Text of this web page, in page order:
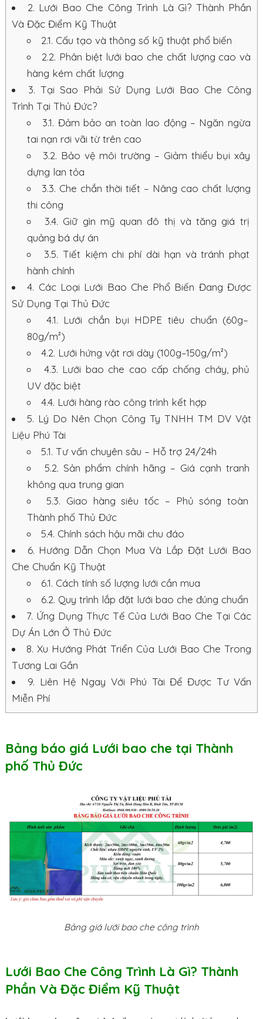
2. Lưới Bao Che Công Trình Là Gì? Thành Phần
Và Đặc Điểm Kỹ Thuật
2.1. Cấu tạo và thông số kỹ thuật phổ biến
2.2. Phân biệt lưới bao che chất lượng cao và
hàng kém chất lượng
3. Tại Sao Phải Sử Dụng Lưới Bao Che Công
Trình Tại Thủ Đức?
3.1. Đảm bảo an toàn lao động – Ngăn ngừa
tai nạn rơi vãi từ trên cao
3.2. Bảo vệ môi trường – Giảm thiểu bụi xây
dựng lan tỏa
3.3. Che chắn thời tiết – Nâng cao chất lượng
thi công
3.4. Giữ gìn mỹ quan đô thị và tăng giá trị
quảng bá dự án
3.5. Tiết kiệm chi phí dài hạn và tránh phạt
hành chính
4. Các Loại Lưới Bao Che Phổ Biến Đang Được
Sử Dụng Tại Thủ Đức
4.1. Lưới chắn bụi HDPE tiêu chuẩn (60g–
80g/m²)
4.2. Lưới hứng vật rơi dày (100g–150g/m²)
4.3. Lưới bao che cao cấp chống cháy, phủ
UV đặc biệt
4.4. Lưới hàng rào công trình kết hợp
5. Lý Do Nên Chọn Công Ty TNHH TM DV Vật
Liệu Phú Tài
5.1. Tư vấn chuyên sâu – Hỗ trợ 24/24h
5.2. Sản phẩm chính hãng – Giá cạnh tranh
không qua trung gian
5.3. Giao hàng siêu tốc – Phủ sóng toàn
Thành phố Thủ Đức
5.4. Chính sách hậu mãi chu đáo
6. Hướng Dẫn Chọn Mua Và Lắp Đặt Lưới Bao
Che Chuẩn Kỹ Thuật
6.1. Cách tính số lượng lưới cần mua
6.2. Quy trình lắp đặt lưới bao che đúng chuẩn
7. Ứng Dụng Thực Tế Của Lưới Bao Che Tại Các
Dự Án Lớn Ở Thủ Đức
8. Xu Hướng Phát Triển Của Lưới Bao Che Trong
Tương Lai Gần
9. Liên Hệ Ngay Với Phú Tài Để Được Tư Vấn
Miễn Phí
Bảng báo giá Lưới bao che tại Thành
phố Thủ Đức
Bảng giá lưới bao che công trình
Lưới Bao Che Công Trình Là Gì? Thành
Phần Và Đặc Điểm Kỹ Thuật